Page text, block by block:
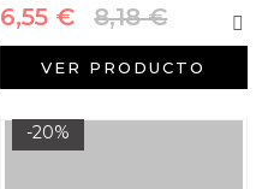
6,55 € 8,18 €
VER PRODUCTO
-20%